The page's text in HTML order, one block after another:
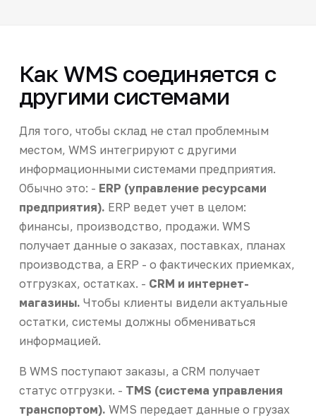
Как WMS соединяется с
другими системами
Для того, чтобы склад не стал проблемным
местом, WMS интегрируют с другими
информационными системами предприятия.
Обычно это: - ERP (управление ресурсами
предприятия). ERP ведет учет в целом:
финансы, производство, продажи. WMS
получает данные о заказах, поставках, планах
производства, а ERP - о фактических приемках,
отгрузках, остатках. - CRM и интернет-
магазины. Чтобы клиенты видели актуальные
остатки, системы должны обмениваться
информацией.
В WMS поступают заказы, а CRM получает
статус отгрузки. - TMS (система управления
транспортом). WMS передает данные о грузах